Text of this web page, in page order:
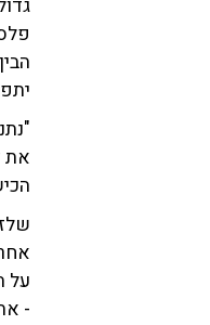
את
על
-